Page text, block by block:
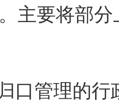
主要将部
管理的行政